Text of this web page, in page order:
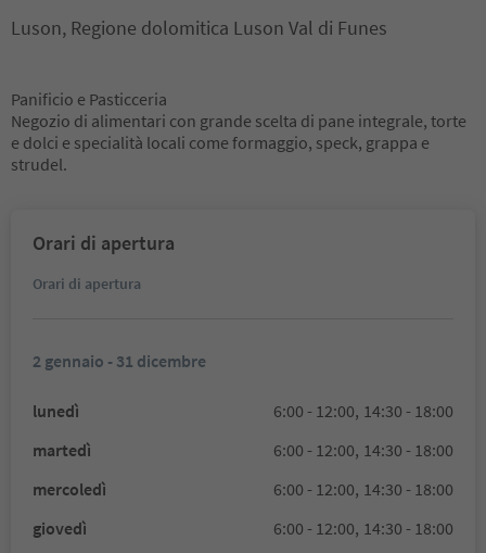
Luson, Regione dolomitica Luson Val di Funes
Panificio e Pasticceria
Negozio di alimentari con grande scelta di pane integrale, torte
e dolci e specialità locali come formaggio, speck, grappa e
strudel.
Orari di apertura
Orari di apertura
2 gennaio - 31 dicembre
lunedì 6:00 - 12:00, 14:30 - 18:00
martedì
6:00 - 12:00, 14:30 - 18:00
mercoledì
6:00 - 12:00, 14:30 - 18:00
giovedì
6:00 - 12:00, 14:30 - 18:00